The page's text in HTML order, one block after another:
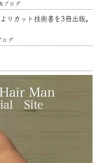
ブログ
りカット技術書を3冊出版。
ログ